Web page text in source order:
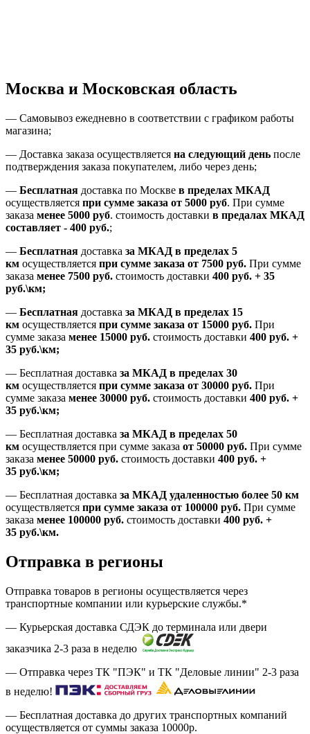
Москва и Московская область
— Самовывоз ежедневно в соответствии с графиком работы
магазина;
— Доставка заказа осуществляется на следующий день после
подтверждения заказа покупателем, либо через день;
— Бесплатная доставка по Москве в пределах МКАД
осуществляется при сумме заказа от 5000 руб. При сумме
заказа менее 5000 руб. стоимость доставки в предалах МКАД
составляет - 400 руб.;
— Бесплатная доставка за МКАД в пределах 5
км осуществляется при сумме заказа от 7500 руб. При сумме
заказа менее 7500 руб. стоимость доставки 400 руб. + 35
руб.\км;
— Бесплатная доставка за МКАД в пределах 15
км осуществляется при сумме заказа от 15000 руб. При
сумме заказа менее 15000 руб. стоимость доставки 400 руб. +
35 руб.\км;
— Бесплатная доставка за МКАД в пределах 30
км осуществляется при сумме заказа от 30000 руб. При
сумме заказа менее 30000 руб. стоимость доставки 400 руб. +
35 руб.\км;
— Бесплатная доставка за МКАД в пределах 50
км осуществляется при сумме заказа от 50000 руб. При сумме
заказа менее 50000 руб. стоимость доставки 400 руб. +
35 руб.\км;
— Бесплатная доставка за МКАД удаленностью более 50 км
осуществляется при сумме заказа от 100000 руб. При сумме
заказа менее 100000 руб. стоимость доставки 400 руб. +
35 руб.\км.
Отправка в регионы
Отправка товаров в регионы осуществляется через
транспортные компании или курьерские службы.*
— Курьерская доставка СДЭК до терминала или двери
заказчика 2-3 раза в неделю
— Отправка через ТК "ПЭК" и ТК "Деловые линии" 2-3 раза
в неделю!
— Бесплатная доставка до других транспортных компаний
осуществляется от суммы заказа 10000р.